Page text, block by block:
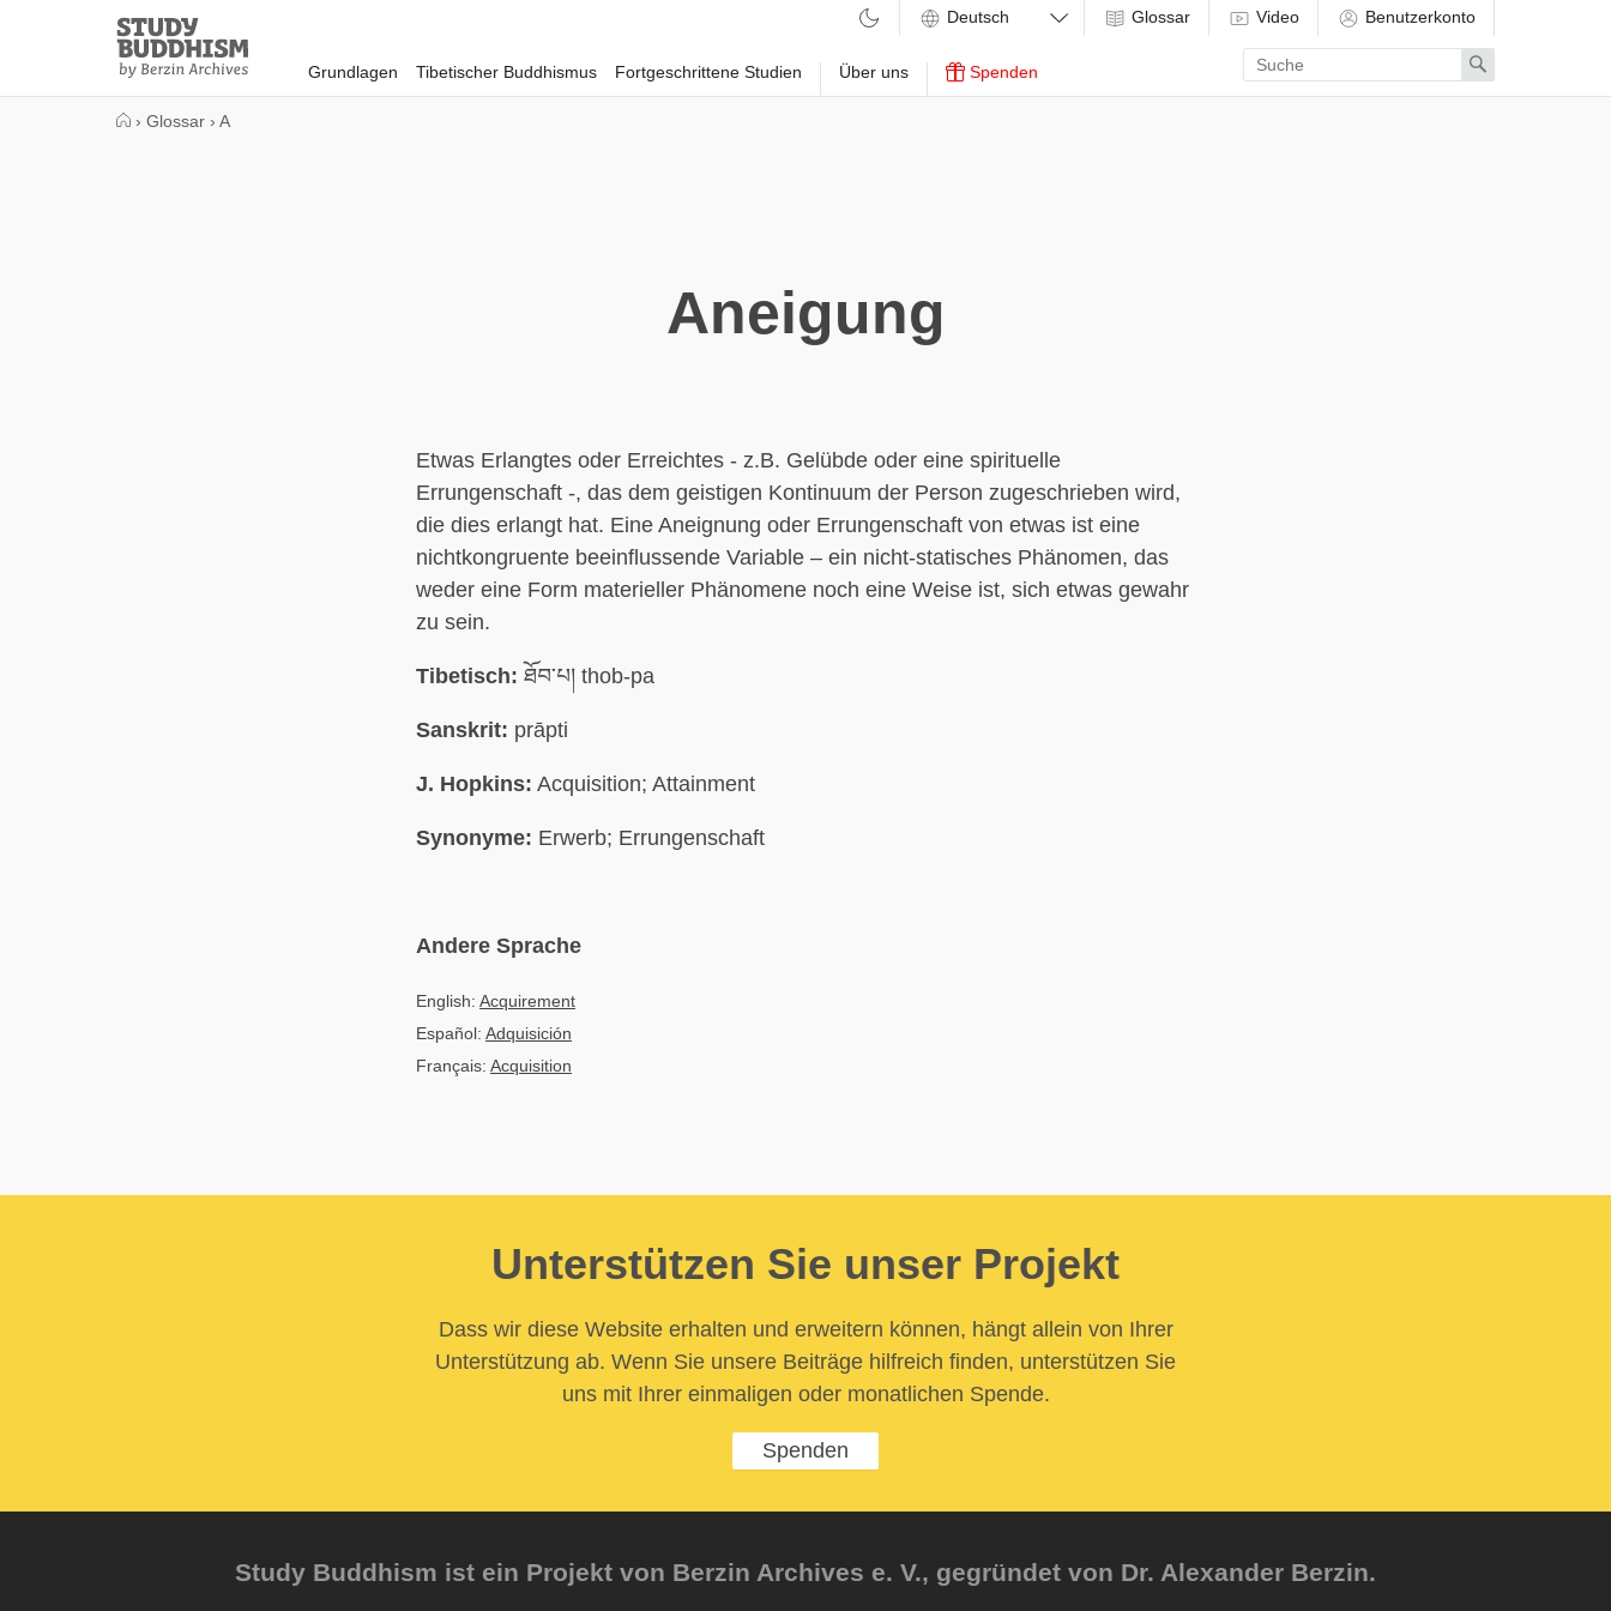
Study
Buddhism
Home
Grundlagen Tibetischer Buddhismus Fortgeschrittene Studien Über uns Spenden
Glossar Video Benutzerkonto
Enter
search
term
Search
› Glossar › A
Aneigung
Etwas Erlangtes oder Erreichtes - z.B. Gelübde oder eine spirituelle
Errungenschaft -, das dem geistigen Kontinuum der Person zugeschrieben wird,
die dies erlangt hat. Eine Aneignung oder Errungenschaft von etwas ist eine
nichtkongruente beeinflussende Variable – ein nicht-statisches Phänomen, das
weder eine Form materieller Phänomene noch eine Weise ist, sich etwas gewahr
zu sein.
Tibetisch: ཐོབ་པ། thob-pa
Sanskrit: prāpti
J. Hopkins: Acquisition; Attainment
Synonyme: Erwerb; Errungenschaft
Andere Sprache
English: Acquirement
Español: Adquisición
Français: Acquisition
Unterstützen Sie unser Projekt
Dass wir diese Website erhalten und erweitern können, hängt allein von Ihrer
Unterstützung ab. Wenn Sie unsere Beiträge hilfreich finden, unterstützen Sie
uns mit Ihrer einmaligen oder monatlichen Spende.
Spenden
Study Buddhism ist ein Projekt von Berzin Archives e. V., gegründet von Dr. Alexander Berzin.